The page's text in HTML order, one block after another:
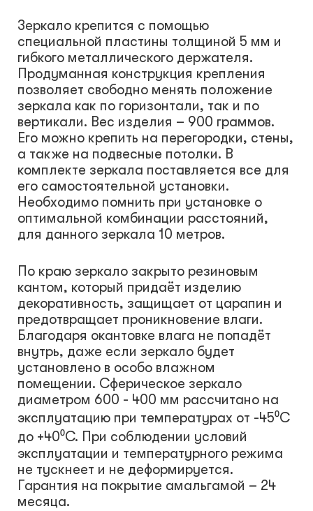
Зеркало крепится с помощью
специальной пластины толщиной 5 мм и
гибкого металлического держателя.
Продуманная конструкция крепления
позволяет свободно менять положение
зеркала как по горизонтали, так и по
вертикали. Вес изделия – 900 граммов.
Его можно крепить на перегородки, стены,
а также на подвесные потолки. В
комплекте зеркала поставляется все для
его самостоятельной установки.
Необходимо помнить при установке о
оптимальной комбинации расстояний,
для данного зеркала 10 метров.
По краю зеркало закрыто резиновым
кантом, который придаёт изделию
декоративность, защищает от царапин и
предотвращает проникновение влаги.
Благодаря окантовке влага не попадёт
внутрь, даже если зеркало будет
установлено в особо влажном
помещении. Сферическое зеркало
диаметром 600 - 400 мм рассчитано на
эксплуатацию при температурах от -45⁰С
до +40⁰С. При соблюдении условий
эксплуатации и температурного режима
не тускнеет и не деформируется.
Гарантия на покрытие амальгамой – 24
месяца.